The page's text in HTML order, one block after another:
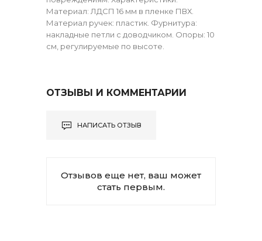
Материал: ЛДСП 16 мм в пленке ПВХ.
Материал ручек: пластик. Фурнитура:
накладные петли с доводчиком. Опоры: 10
см, регулируемые по высоте.
ОТЗЫВЫ И КОММЕНТАРИИ
НАПИСАТЬ ОТЗЫВ
Отзывов еще нет, ваш может
стать первым.